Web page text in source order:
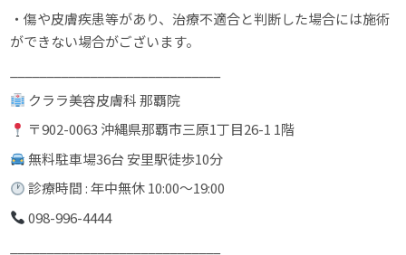
・傷や皮膚疾患等があり、治療不適合と判断した場合には施術
ができない場合がございます。
クララ美容皮膚科 那覇院
〒902-0063 沖縄県那覇市三原1丁目26-1 1階
無料駐車場36台 安里駅徒歩10分
診療時間 : 年中無休 10:00〜19:00
098-996-4444